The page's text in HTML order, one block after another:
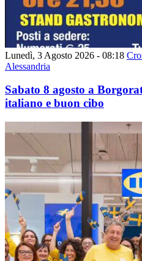
Lunedì, 3 Agosto 2026 - 08:18
Alessandria
Sabato 8 agosto a
italiano e buon cibo